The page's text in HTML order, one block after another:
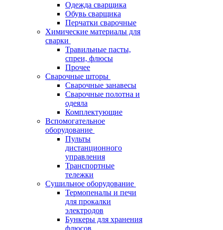
Одежда сварщика
Обувь сварщика
Перчатки сварочные
Химические материалы для
сварки
Травильные пасты,
спреи, флюсы
Прочее
Сварочные шторы
Сварочные занавесы
Сварочные полотна и
одеяла
Комплектующие
Вспомогательное
оборудование
Пульты
дистанционного
управления
Транспортные
тележки
Сушильное оборудование
Термопеналы и печи
для прокалки
электродов
Бункеры для хранения
флюсов